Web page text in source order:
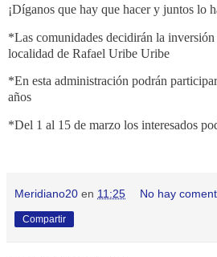
¡Díganos que hay que hacer y juntos lo
*Las comunidades decidirán la inversión
localidad de Rafael Uribe Uribe
*En esta administración podrán
años
*Del 1 al 15 de marzo los interesados
Meridiano20 en 11:25 No hay
Compartir